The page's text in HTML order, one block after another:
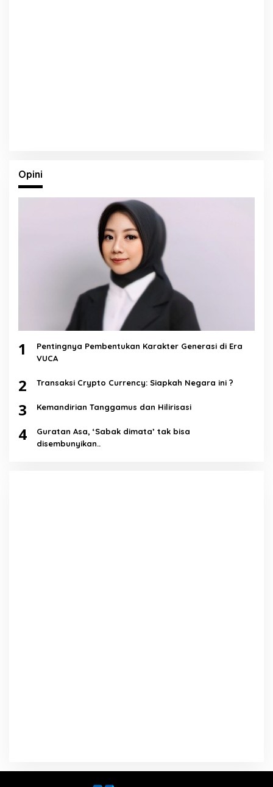
Opini
1
Pentingnya Pembentukan Karakter Generasi di Era
VUCA
2 Transaksi Crypto Currency: Siapkah Negara ini ?
3 Kemandirian Tanggamus dan Hilirisasi
4
Guratan Asa, ‘Sabak dimata’ tak bisa
disembunyikan..